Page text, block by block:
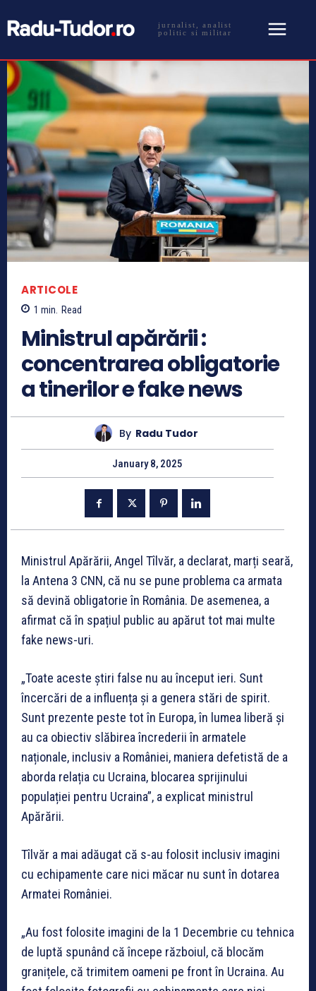
jurnalist, analist
politic si militar
ARTICOLE
1 min. Read
Ministrul apărării :
concentrarea obligatorie
a tinerilor e fake news
By Radu Tudor
January 8, 2025
Ministrul Apărării, Angel Tîlvăr, a declarat, marți seară,
la Antena 3 CNN, că nu se pune problema ca armata
să devină obligatorie în România. De asemenea, a
afirmat că în spațiul public au apărut tot mai multe
fake news-uri.
„Toate aceste știri false nu au început ieri. Sunt
încercări de a influența și a genera stări de spirit.
Sunt prezente peste tot în Europa, în lumea liberă și
au ca obiectiv slăbirea încrederii în armatele
naționale, inclusiv a României, maniera defetistă de a
aborda relația cu Ucraina, blocarea sprijinului
populației pentru Ucraina”, a explicat ministrul
Apărării.
Tîlvăr a mai adăugat că s-au folosit inclusiv imagini
cu echipamente care nici măcar nu sunt în dotarea
Armatei României.
„Au fost folosite imagini de la 1 Decembrie cu tehnica
de luptă spunând că începe războiul, că blocăm
granițele, că trimitem oameni pe front în Ucraina. Au